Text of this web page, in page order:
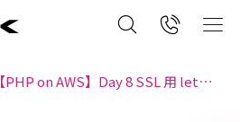
【PHP on AWS】Day 8 SSL 用 let’s encrypt 的驗證法